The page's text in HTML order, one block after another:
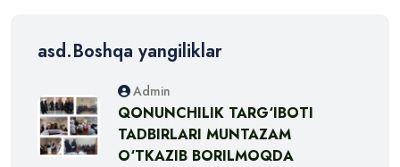
asd.Boshqa yangiliklar
Admin
QONUNCHILIK TARG‘IBOTI
TADBIRLARI MUNTAZAM
O‘TKAZIB BORILMOQDA